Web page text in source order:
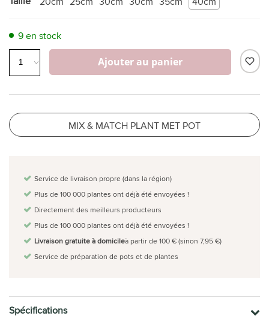
9 en stock
Ajouter au panier
MIX & MATCH PLANT MET POT
Service de livraison propre (dans la région)
Plus de 100 000 plantes ont déjà été envoyées !
Directement des meilleurs producteurs
Plus de 100 000 plantes ont déjà été envoyées !
Livraison gratuite à domicileà partir de 100 € (sinon 7,95 €)
Service de préparation de pots et de plantes
Spécifications